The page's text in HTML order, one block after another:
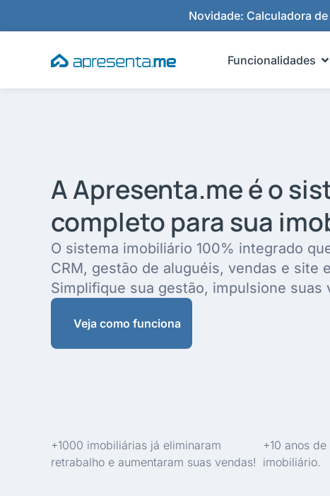
Novidade: Calculadora
Funcionalidades
A Apresenta.me é o
completo para sua
O sistema imobiliário 100% integrado
CRM, gestão de aluguéis, vendas e site
Simplifique sua gestão, impulsione suas
Veja como funciona
+1000 imobiliárias já eliminaram
retrabalho e aumentaram suas vendas!
+10 anos
imobiliário.